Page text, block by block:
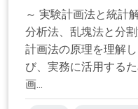
～ 実験計画法と統計
分析法、乱塊法と分
計画法の原理を理解
び、実務に活用する
画...